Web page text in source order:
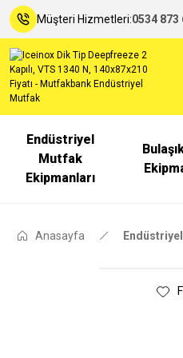
Müşteri Hizmetleri:0534 873
Endüstriyel
Mutfak
Ekipmanları
Anasayfa